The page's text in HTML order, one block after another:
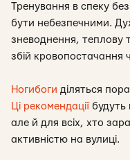
Тренування в спеку
бути небезпечними.
зневоднення, теплову
збій кровопостачання
Ногибоги діляться
Ці рекомендаціїбудуть
але й для всіх, хто
активністю на вулиці.